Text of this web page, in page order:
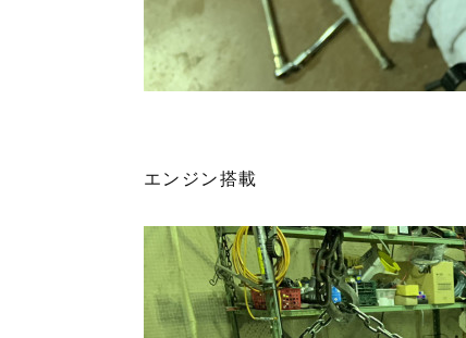
エンジン搭載